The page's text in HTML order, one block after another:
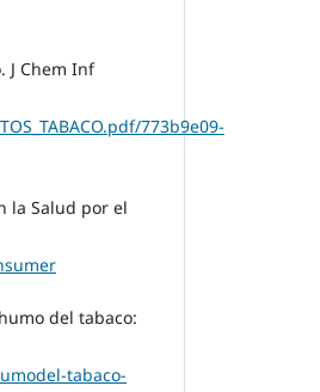
J Chem Inf
773b9e09-
la Salud por el
del tabaco:
tabaco-